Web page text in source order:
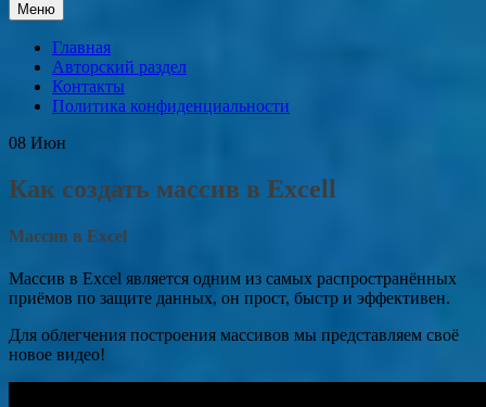
Меню
к
содержанию
Главная
Авторский раздел
Контакты
Политика конфиденциальности
08 Июн
Как создать массив в Excell
Массив в Excel
Массив в Excel является одним из самых распространённых
приёмов по защите данных, он прост, быстр и эффективен.
Для облегчения построения массивов мы представляем своё
новое видео!